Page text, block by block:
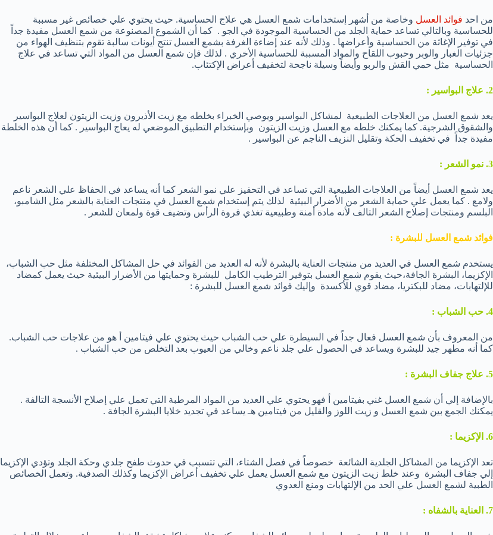
من احد فوائد العسل وخاصة من أشهر إستخدامات شمع العسل هي علاج الحساسية. حيث يحتوي علي خصائص غير مسببة
للحساسية وبالتالي تساعد حماية الجلد من الحساسية الموجودة في الجو . كما أن الشموع المصنوعة من شمع العسل مفيدة جداً
في توفير الإغاثة من الحساسية وأعراضها . وذلك لأنه عند إضاءة الغرفة بشمع العسل تنتج أيونات سالبة تقوم بتنظيف الهواء من
جزئيات الغبار والوبر وحبوب اللقاح والمواد المسببة للحساسية الأخري . لذلك فإن شمع العسل من المواد التي تساعد في علاج
الحساسية مثل حمي القش والربو وأيضاً وسيلة ناجحة لتخفيف أعراض الإكتئاب.
2. علاج البواسير :
يعد شمع العسل من العلاجات الطبيعية لمشاكل البواسير ويوصي الخبراء بخلطه مع زيت الأذيرون وزيت الزيتون لعلاج البواسير
والشقوق الشرجية. كما يمكنك خلطه مع العسل وزيت الزيتون وبإستخدام التطبيق الموضعي له يعاج البواسير . كما أن هذه الخلطة
مفيدة جداً في تخفيف الحكة وتقليل النزيف الناجم عن البواسير .
3. نمو الشعر :
يعد شمع العسل أيضاً من العلاجات الطبيعية التي تساعد في التحفيز علي نمو الشعر كما أنه يساعد في الحفاظ علي الشعر ناعم
ولامع . كما يعمل علي حماية الشعر من الأضرار البيئية لذلك يتم إستخدام شمع العسل في منتجات العناية بالشعر مثل الشامبو،
البلسم ومنتجات إصلاح الشعر التالف لأنه مادة أمنة وطبيعية تغذي فروة الرأس وتضيف قوة ولمعان للشعر .
فوائد شمع العسل للبشرة :
يستخدم شمع العسل في العديد من منتجات العناية بالبشرة لأنه له العديد من الفوائد في حل المشاكل المختلفة مثل حب الشباب،
الإكزيما، البشرة الجافة،حيث يقوم شمع العسل بتوفير الترطيب الكامل للبشرة وحمايتها من الأضرار البيئية حيث يعمل كمضاد
للإلتهابات، مضاد للبكتريا، مضاد قوي للأكسدة وإليك فوائد شمع العسل للبشرة :
4. حب الشباب :
من المعروف بأن شمع العسل فعال جداً في السيطرة علي حب الشباب حيث يحتوي علي فيتامين أ هو من علاجات حب الشباب.
كما أنه مطهر جيد للبشرة ويساعد في الحصول علي جلد ناعم وخالي من العيوب بعد التخلص من حب الشباب .
5. علاج جفاف البشرة :
بالإضافة إلي أن شمع العسل غني بفيتامين أ فهو يحتوي علي العديد من المواد المرطبة التي تعمل علي إصلاح الأنسجة التالفة .
يمكنك الجمع بين شمع العسل و زيت اللوز والقليل من فيتامين هـ يساعد في تجديد خلايا البشرة الجافة .
6. الإكزيما :
تعد الإكزيما من المشاكل الجلدية الشائعة خصوصاً في فصل الشتاء، التي تتسبب في حدوث طفح جلدي وحكة الجلد وتؤدي الإكزيما
إلي جفاف البشرة وعند خلط زيت الزيتون مع شمع العسل يعمل علي تخفيف أعراض الإكزيما وكذلك الصدفية. وتعمل الخصائص
الطبية لشمع العسل علي الحد من الإلتهابات ومنع العدوي
7. العناية بالشفاه :